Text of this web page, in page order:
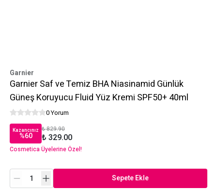
Garnier
Garnier Saf ve Temiz BHA Niasinamid Günlük
Güneş Koruyucu Fluid Yüz Kremi SPF50+ 40ml
0 Yorum
Kazancınız
%60
₺ 829.90
₺ 329.00
Cosmetica Üyelerine Özel!
Sepete Ekle